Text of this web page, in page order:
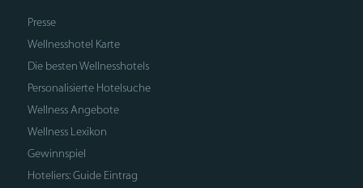
Presse
Wellnesshotel Karte
Die besten Wellnesshotels
Personalisierte Hotelsuche
Wellness Angebote
Wellness Lexikon
Gewinnspiel
Hoteliers: Guide Eintrag